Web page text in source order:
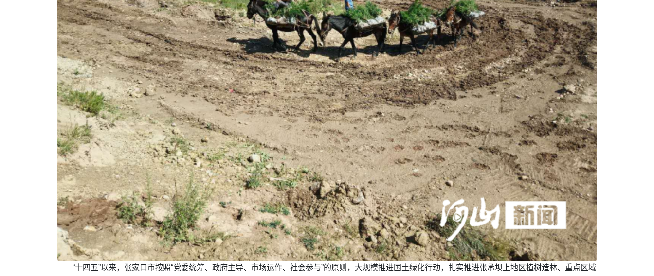
“十四五”以来，张家口市按照“党委统筹、政府主导、市场运作、社会参与”的原则，大规模推进国土绿化行动，扎实推进张承坝上地区植树造林、重点区域